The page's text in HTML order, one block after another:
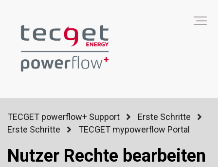
TECGET powerflow+ Support
Erste Schritte
Erste Schritte
TECGET mypowerflow Portal
Nutzer Rechte bearbeiten